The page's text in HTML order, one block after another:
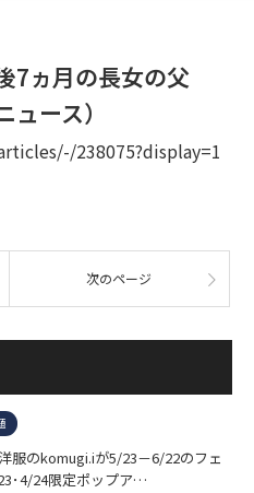
7ヵ月の長女の父
ース）
238075?display=1
次のページ
服のkomugi.iが5/23－6/22のフェ
･4/24限定ポップア…